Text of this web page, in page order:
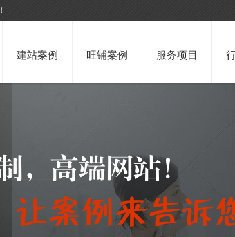
建站案例 旺铺案例 服务项目